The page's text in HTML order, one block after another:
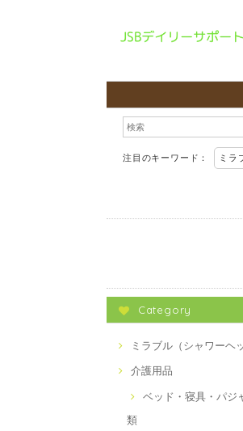
注目のキーワード： ミラ
Category
ミラブル（シャワーヘ
介護用品
ベッド・寝具・パジ
類